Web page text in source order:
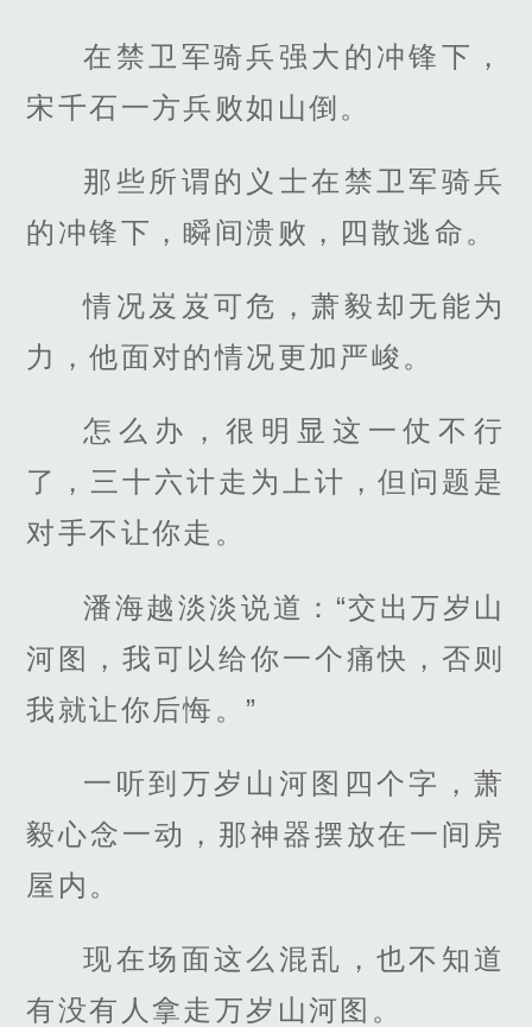
在禁卫军骑兵强大的冲锋下，
宋千石一方兵败如山倒。
那些所谓的义士在禁卫军骑兵
的冲锋下，瞬间溃败，四散逃命。
情况岌岌可危，萧毅却无能为
力，他面对的情况更加严峻。
怎么办，很明显这一仗不行
了，三十六计走为上计，但问题是
对手不让你走。
潘海越淡淡说道：“交出万岁山
河图，我可以给你一个痛快，否则
我就让你后悔。”
一听到万岁山河图四个字，萧
毅心念一动，那神器摆放在一间房
屋内。
现在场面这么混乱，也不知道
有没有人拿走万岁山河图。